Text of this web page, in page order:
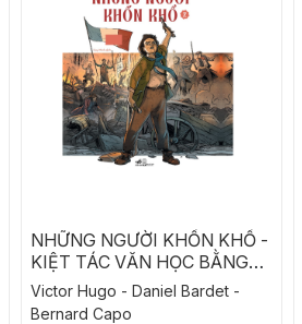
NHỮNG NGƯỜI KHỐN KHỔ -
KIỆT TÁC VĂN HỌC BẰNG
TRANH
Victor Hugo - Daniel Bardet -
Bernard Capo